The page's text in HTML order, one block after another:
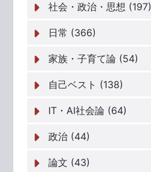
社会・政治・思想 (197)
日常 (366)
家族・子育て論 (54)
自己ベスト (138)
IT・AI社会論 (64)
政治 (44)
論文 (43)